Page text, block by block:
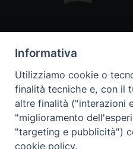
86170 Isernia
086550849
I
Informativa
Utilizziamo cookie o
finalità tecniche e, con il
altre finalità ("interazioni
"miglioramento
"targeting e pubblicità")
cookie policy.